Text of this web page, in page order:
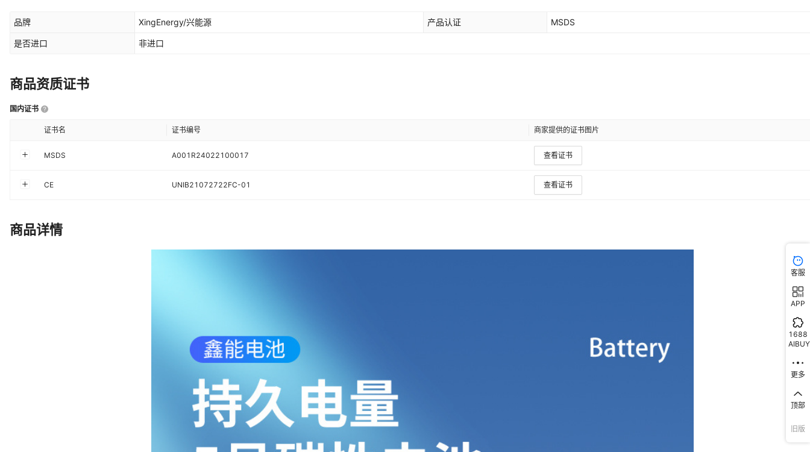
品牌 XingEnergy/兴能源 产品认证 MSDS
是否进口 非进口
商品资质证书
国内证书
证书名 证书编号 商家提供的证书图片
MSDS A001R24022100017 查看证书
CE UNIB21072722FC-01 查看证书
商品详情
客服
APP
1688
AIBUY
更多
顶部
旧版